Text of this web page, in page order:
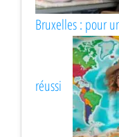
Bruxelles : pour
réussi